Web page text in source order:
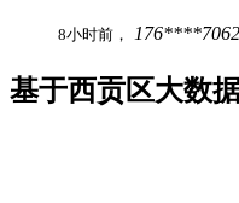
8小时前， 176****7062
基于西贡区大数